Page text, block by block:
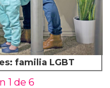
familia LGBT
1 de 6